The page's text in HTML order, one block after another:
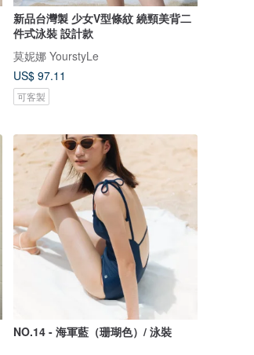
新品台灣製 少女V型條紋 繞頸美背二
件式泳裝 設計款
莫妮娜 YourstyLe
US$ 97.11
可客製
NO.14 - 海軍藍（珊瑚色）/ 泳裝